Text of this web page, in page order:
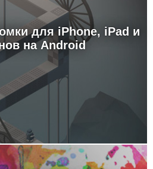
для iPhone, iPad и
на Android